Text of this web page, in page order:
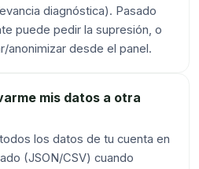
diagnóstica). Pasado
puede pedir la supresión, o
anonimizar desde el panel.
mis datos a otra
los datos de tu cuenta en
(JSON/CSV) cuando